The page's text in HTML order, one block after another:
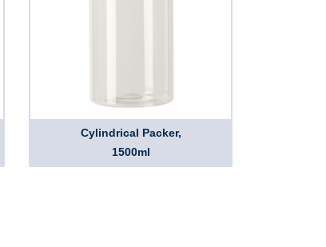
Cylindrical Packer,
1500ml